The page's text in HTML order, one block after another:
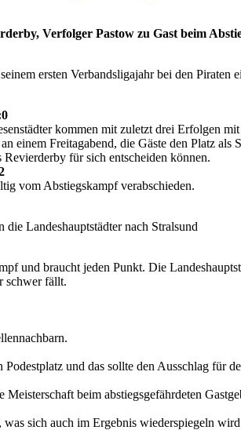
Verfolger Pastow zu Gast beim
ersten Verbandsligajahr bei den Piraten
kommen mit zuletzt drei Erfolgen
einem Freitagabend, die Gäste den Platz
für sich entscheiden können.
vom Abstiegskampf verabschieden.
Landeshauptstädter nach Stralsund
und braucht jeden Punkt. Die
schwer fällt.
und das sollte den Ausschlag für
beim abstiegsgefährdeten
sich auch im Ergebnis wiederspiegeln